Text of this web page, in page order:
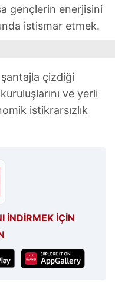
gençlerin enerjisini
istismar etmek.
şantajla çizdiği
ve yerli
istikrarsızlık
İNDİRMEK İÇİN